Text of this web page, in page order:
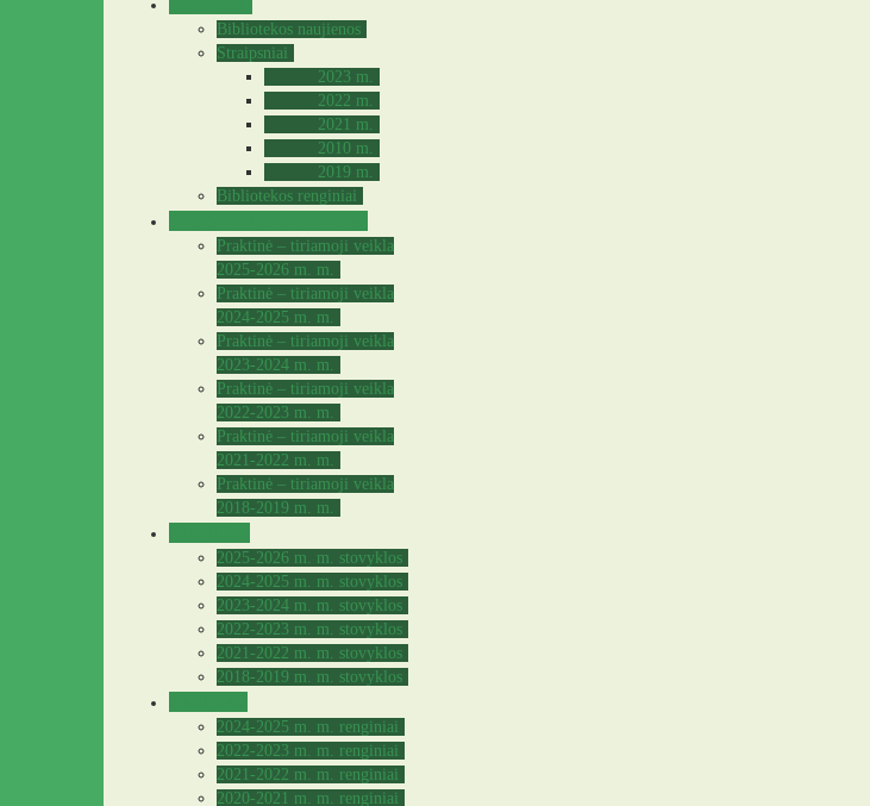
Bibliotekos naujienos
Straipsniai
2023 m.
2022 m.
2021 m.
2010 m.
2019 m.
Bibliotekos renginiai
Praktinė – tiriamoji veikla
2025-2026 m. m.
Praktinė – tiriamoji veikla
2024-2025 m. m.
Praktinė – tiriamoji veikla
2023-2024 m. m.
Praktinė – tiriamoji veikla
2022-2023 m. m.
Praktinė – tiriamoji veikla
2021-2022 m. m.
Praktinė – tiriamoji veikla
2018-2019 m. m.
2025-2026 m. m. stovyklos
2024-2025 m. m. stovyklos
2023-2024 m. m. stovyklos
2022-2023 m. m. stovyklos
2021-2022 m. m. stovyklos
2018-2019 m. m. stovyklos
2024-2025 m. m. renginiai
2022-2023 m. m. renginiai
2021-2022 m. m. renginiai
2020-2021 m. m. renginiai